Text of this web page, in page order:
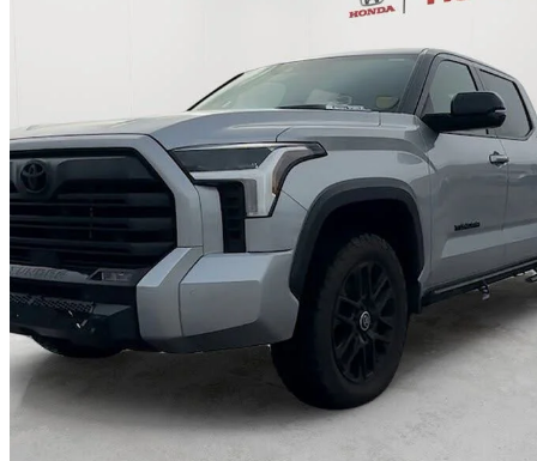
2024 Toyota Tundra Hybrid
Limited HV CrewMax Cab 4WD 29 223 km
61 731 $ Affaire
1 083 $/mois env.